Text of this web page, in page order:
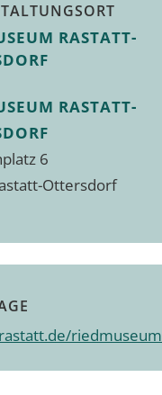
RASTATT-
RASTATT-
6
Ottersdorf
riedmuseum